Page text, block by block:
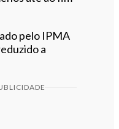
pelo IPMA
a